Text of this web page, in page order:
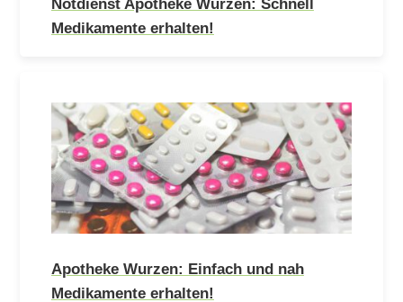
Notdienst Apotheke Wurzen: Schnell
Medikamente erhalten!
Apotheke Wurzen: Einfach und nah
Medikamente erhalten!